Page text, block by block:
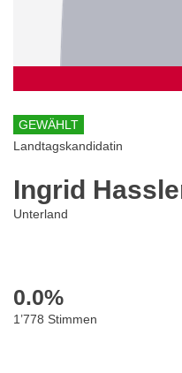
GEWÄHLT
Landtagskandidatin
Ingrid
Unterland
0.0%
1’778 Stimmen